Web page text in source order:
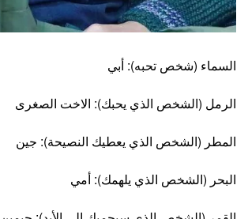
السماء (شخص تحبه): أبي
الرمل (الشخص الذي يحبك): الاخت الصغرى
المطر (الشخص الذي يعطيك النصيحة): جين
البحر (الشخص الذي يلهمك): أمي